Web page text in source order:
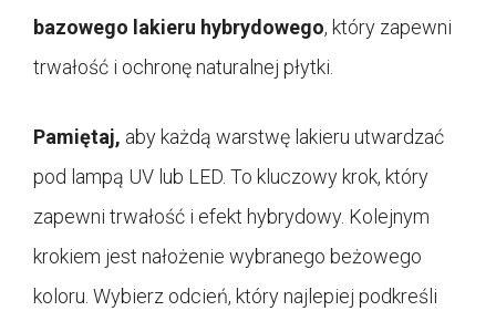
bazowego lakieru hybrydowego, który zapewni
trwałość i ochronę naturalnej płytki.
Pamiętaj, aby każdą warstwę lakieru utwardzać
pod lampą UV lub LED. To kluczowy krok, który
zapewni trwałość i efekt hybrydowy. Kolejnym
krokiem jest nałożenie wybranego beżowego
koloru. Wybierz odcień, który najlepiej podkreśli